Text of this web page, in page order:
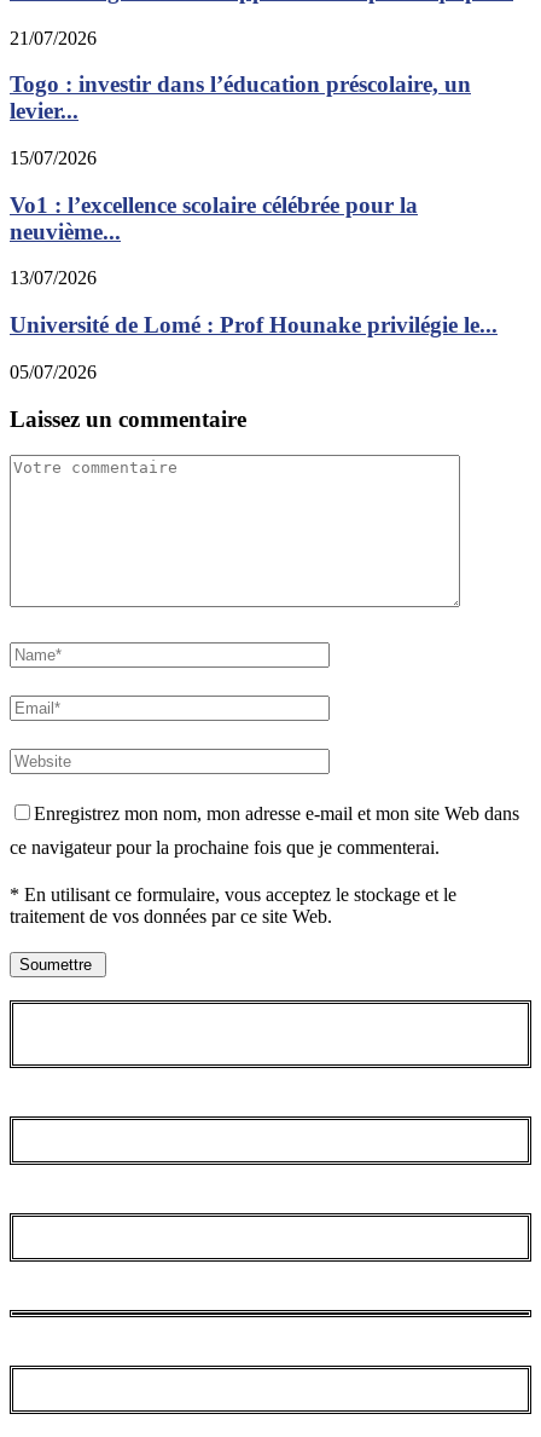
21/07/2026
Togo : investir dans l’éducation préscolaire, un
levier...
15/07/2026
Vo1 : l’excellence scolaire célébrée pour la
neuvième...
13/07/2026
Université de Lomé : Prof Hounake privilégie le...
05/07/2026
Laissez un commentaire
Enregistrez mon nom, mon adresse e-mail et mon site Web dans
ce navigateur pour la prochaine fois que je commenterai.
* En utilisant ce formulaire, vous acceptez le stockage et le
traitement de vos données par ce site Web.